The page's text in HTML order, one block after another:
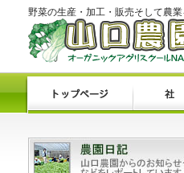
野菜の生産・加工・販売そして農